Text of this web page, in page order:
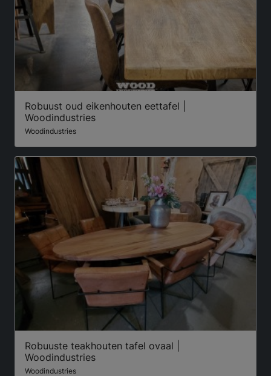
Robuust oud eikenhouten eettafel |
Woodindustries
Woodindustries
Robuuste teakhouten tafel ovaal |
Woodindustries
Woodindustries